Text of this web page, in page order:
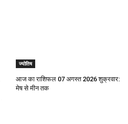
ज्योतिष
आज का राशिफल 07 अगस्त 2026 शुक्रवार:
मेष से मीन तक